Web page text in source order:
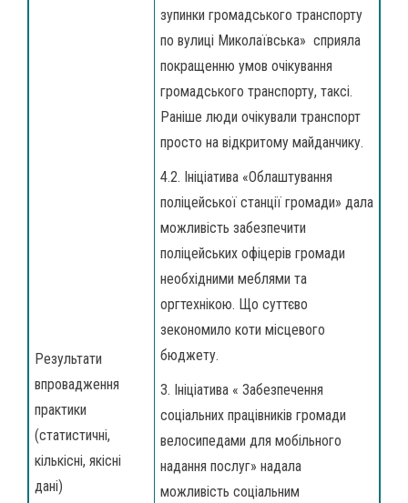
Результати
впровадження
практики
(статистичні,
кількісні, якісні
дані)
зупинки громадського транспорту
по вулиці Миколаївська» сприяла
покращенню умов очікування
громадського транспорту, таксі.
Раніше люди очікували транспорт
просто на відкритому майданчику.
4.2. Ініціатива «Облаштування
поліцейської станції громади» дала
можливість забезпечити
поліцейських офіцерів громади
необхідними меблями та
оргтехнікою. Що суттєво
зекономило коти місцевого
бюджету.
3. Ініціатива « Забезпечення
соціальних працівників громади
велосипедами для мобільного
надання послуг» надала
можливість соціальним